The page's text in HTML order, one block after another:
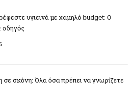
υγιεινά με χαμηλό budget: Ο
οδηγός
σκόνη: Όλα όσα πρέπει να γνωρίζετε